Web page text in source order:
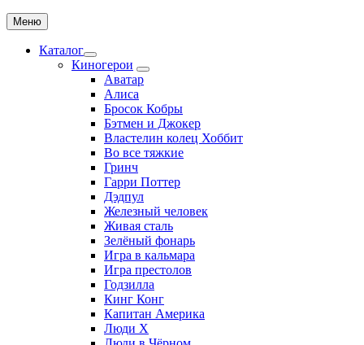
Меню
Каталог
Киногерои
Аватар
Алиса
Бросок Кобры
Бэтмен и Джокер
Властелин колец Хоббит
Во все тяжкие
Гринч
Гарри Поттер
Дэдпул
Железный человек
Живая сталь
Зелёный фонарь
Игра в кальмара
Игра престолов
Годзилла
Кинг Конг
Капитан Америка
Люди X